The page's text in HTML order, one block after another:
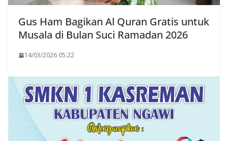
Gus Ham Bagikan Al Quran Gratis untuk
Musala di Bulan Suci Ramadan 2026
14/03/2026 05:22